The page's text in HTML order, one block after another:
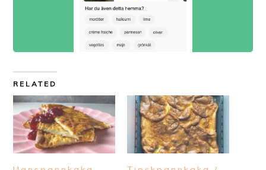
RELATED